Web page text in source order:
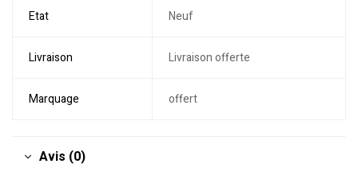
Etat Neuf
Livraison Livraison offerte
Marquage offert
Avis (0)